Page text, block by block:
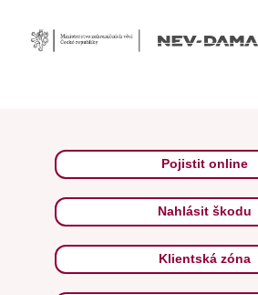
Pojistit online
Nahlásit škodu
Klientská zóna